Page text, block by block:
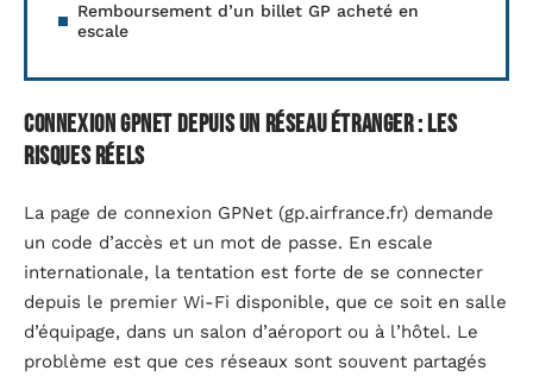
Remboursement d’un billet GP acheté en
escale
Connexion GPNet depuis un réseau étranger : les
risques réels
La page de connexion GPNet (gp.airfrance.fr) demande
un code d’accès et un mot de passe. En escale
internationale, la tentation est forte de se connecter
depuis le premier Wi-Fi disponible, que ce soit en salle
d’équipage, dans un salon d’aéroport ou à l’hôtel. Le
problème est que ces réseaux sont souvent partagés